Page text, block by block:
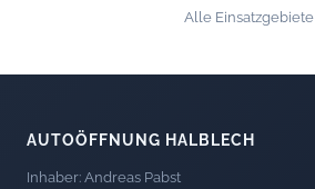
Alle Einsatzgebiete
AUTOÖFFNUNG HALBLECH
Inhaber: Andreas Pabst